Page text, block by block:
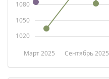
Март 2025 Сентябрь 2025
1020
1050
1080